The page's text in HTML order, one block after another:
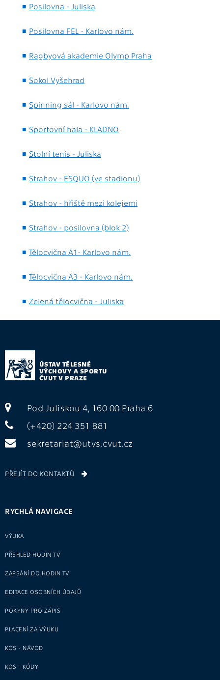
Posilovna - Juliska
Posilovna FEL - Karlovo nám.
Ragbyová akademie Olymp Praha
Sokol Vyšehrad
Spinning sál - Karlovo nám.
Sportovní hala - KLADNO
Stolní tenis - Juliska
Strahov - ESQUO (ve stadionu)
Strahov - hřiště mezi kolejemi
Strahov - posilovna (blok 2)
Tělocvična A1- Karlovo nám.
Tělocvična A3 - Karlovo nám.
Zelená tělocvična - Juliska
ÚSTAV TĚLESNÉ
VÝCHOVY A SPORTU
ČVUT V PRAZE
Pod Juliskou 4, 160 00 Praha 6
(+420) 224 351 881
sekretariat@utvs.cvut.cz
PŘEJÍT DO KONTAKTŮ
RYCHLÁ NAVIGACE
VÝUKA
PŘEHLED HODIN TV
ZAPSÁNÍ DO HODIN TV
EDITACE OSOBNÍCH ÚDAJŮ
POKYNY PRO ZÁPIS
PLACENÍ ZA VÝUKU
KOS - NÁVOD
KOS - KÓDY